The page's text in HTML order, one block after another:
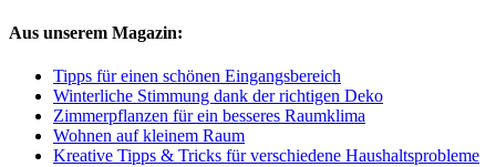
Aus unserem Magazin:
Tipps für einen schönen Eingangsbereich
Winterliche Stimmung dank der richtigen Deko
Zimmerpflanzen für ein besseres Raumklima
Wohnen auf kleinem Raum
Kreative Tipps & Tricks für verschiedene Haushaltsprobleme